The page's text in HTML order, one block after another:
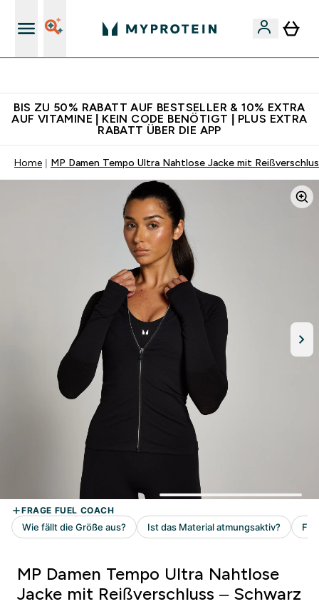
BIS ZU 50% RABATT AUF BESTSELLER & 10% EXTRA
AUF VITAMINE | KEIN CODE BENÖTIGT | PLUS EXTRA
RABATT ÜBER DIE APP
Home MP Damen Tempo Ultra Nahtlose Jacke mit
MP Damen Tempo Ultra Nahtlose
Jacke mit Reißverschluss – Schwarz